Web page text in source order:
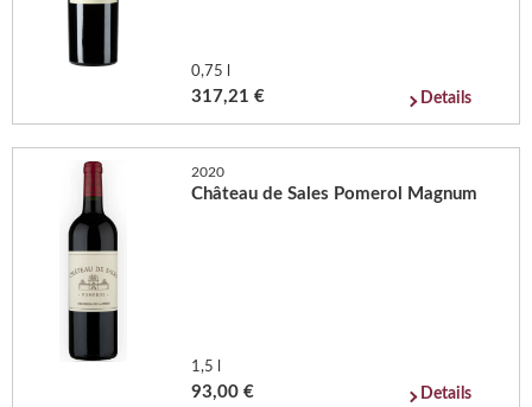
0,75 l
317,21 € Details
2020
Château de Sales Pomerol Magnum
1,5 l
93,00 € Details